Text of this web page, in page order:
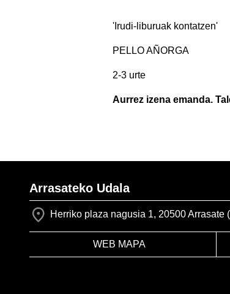
'Irudi-liburuak kontatzen'
PELLO AÑORGA
2-3 urte
Aurrez izena emanda.
Arrasateko Udala
Herriko plaza nagusia 1, 20500 Arrasate
WEB MAPA